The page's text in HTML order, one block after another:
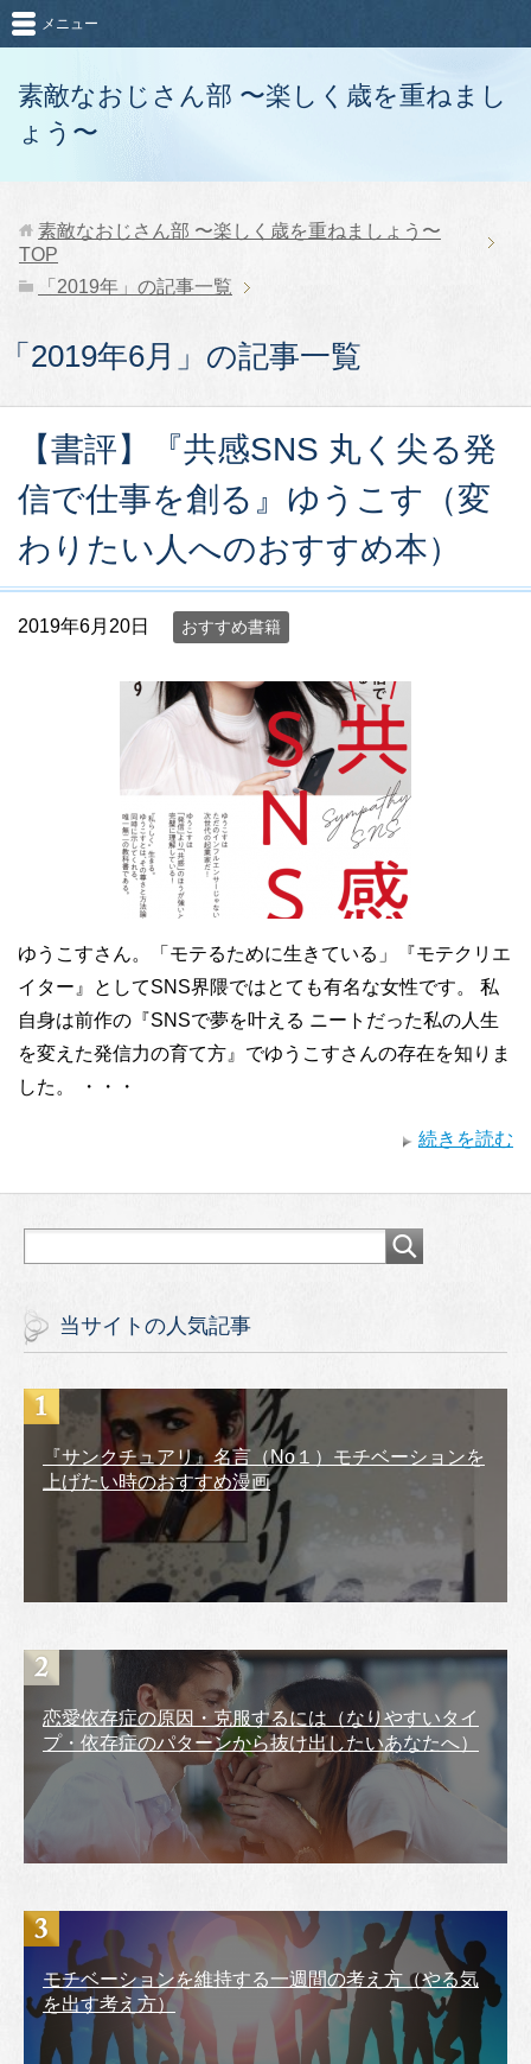
素敵なおじさん部 〜楽しく歳を重ねまし
ょう〜
メニュー
素敵なおじさん部 〜楽しく歳を重ねましょう〜
TOP
「2019年」の記事一覧
「2019年6月」の記事一覧
【書評】『共感SNS 丸く尖る発
信で仕事を創る』ゆうこす（変
わりたい人へのおすすめ本）
2019年6月20日 おすすめ書籍
ゆうこすさん。「モテるために生きている」『モテクリエ
イター』としてSNS界隈ではとても有名な女性です。 私
自身は前作の『SNSで夢を叶える ニートだった私の人生
を変えた発信力の育て方』でゆうこすさんの存在を知りま
した。 ・・・
続きを読む
当サイトの人気記事
『サンクチュアリ』名言（No１）モチベーションを
上げたい時のおすすめ漫画
恋愛依存症の原因・克服するには（なりやすいタイ
プ・依存症のパターンから抜け出したいあなたへ）
モチベーションを維持する一週間の考え方（やる気
を出す考え方）